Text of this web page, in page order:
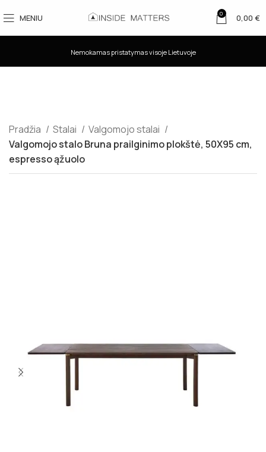
MENIU 0 0,00 €
Nemokamas pristatymas visoje Lietuvoje
Pradžia Stalai
Valgomojo stalai
Valgomojo stalo Bruna prailginimo plokštė, 50X95 cm,
espresso ąžuolo